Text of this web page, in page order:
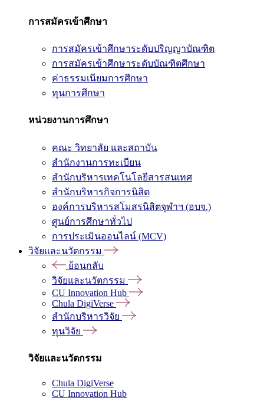
การสมัครเข้าศึกษา
การสมัครเข้าศึกษาระดับปริญญาบัณฑิต
การสมัครเข้าศึกษาระดับบัณฑิตศึกษา
ค่าธรรมเนียมการศึกษา
ทุนการศึกษา
หน่วยงานการศึกษา
คณะ วิทยาลัย และสถาบัน
สำนักงานการทะเบียน
สำนักบริหารเทคโนโลยีสารสนเทศ
สำนักบริหารกิจการนิสิต
องค์การบริหารสโมสรนิสิตจุฬาฯ (อบจ.)
ศูนย์การศึกษาทั่วไป
การประเมินออนไลน์ (MCV)
วิจัยและนวัตกรรม
ย้อนกลับ
วิจัยและนวัตกรรม
CU Innovation Hub
Chula DigiVerse
สำนักบริหารวิจัย
ทุนวิจัย
วิจัยและนวัตกรรม
Chula DigiVerse
CU Innovation Hub